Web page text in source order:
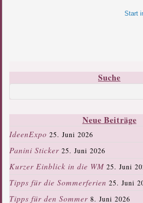
Start
Suche
Neue Beiträge
IdeenExpo 25. Juni 2026
Panini Sticker 25. Juni 2026
Kurzer Einblick in die WM 25. Juni
Tipps für die Sommerferien 25. Juni
Tipps für den Sommer 8. Juni 2026